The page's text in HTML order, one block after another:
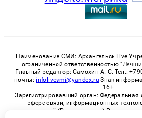
Наименование СМИ: Архангельск Live
ограниченной ответственностью
Главный редактор: Самохин А. С. Тел.:
почты: infolivesmi@yandex.ru Знак
16+
Зарегистрировавший орган: Федеральная
сфере связи, информационных
коммуникаций (Роскомнадзор)